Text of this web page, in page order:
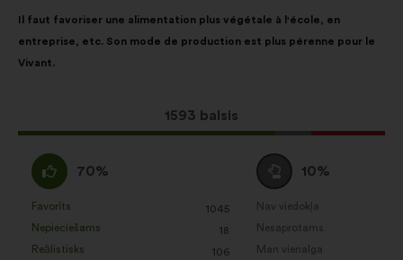
saturs:
Il faut favoriser une alimentation plus végétale à l'école, en
entreprise, etc. Son mode de production est plus pérenne pour le
Vivant.
Šis
priekšlikums
1593 balsis
ir
šāds:
Piekrītu
:
70%
Favorīts
: 1045
reize(-
s)
Nepieciešams
: 18
reize(-
s)
Reālistisks
: 106
reize(-
Neitrāls
balsojums
:
10%
Nav viedokļa
:reize(-
s)
Nesaprotams
:reize(-
s)
Man vienalga
:reize(-